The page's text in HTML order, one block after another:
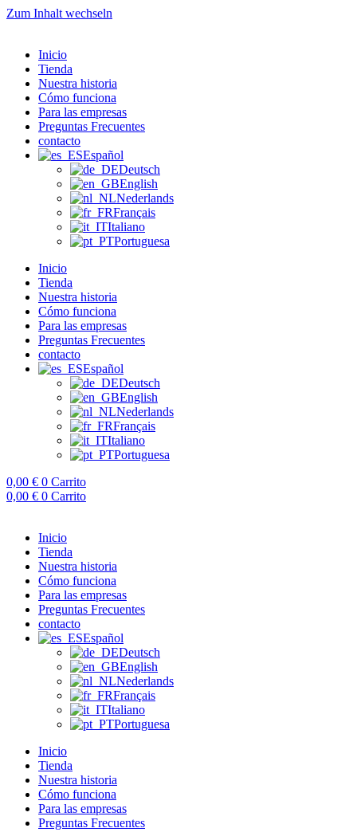
Zum Inhalt wechseln
Inicio
Tienda
Nuestra historia
Cómo funciona
Para las empresas
Preguntas Frecuentes
contacto
Español
Deutsch
English
Nederlands
Français
Italiano
Portuguesa
Inicio
Tienda
Nuestra historia
Cómo funciona
Para las empresas
Preguntas Frecuentes
contacto
Español
Deutsch
English
Nederlands
Français
Italiano
Portuguesa
0,00 € 0 Carrito
0,00 € 0 Carrito
Inicio
Tienda
Nuestra historia
Cómo funciona
Para las empresas
Preguntas Frecuentes
contacto
Español
Deutsch
English
Nederlands
Français
Italiano
Portuguesa
Inicio
Tienda
Nuestra historia
Cómo funciona
Para las empresas
Preguntas Frecuentes